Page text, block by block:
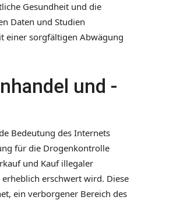
Gesundheit und die
Daten und Studien
einer sorgfältigen Abwägung
und -
Bedeutung des Internets
für die Drogenkontrolle
und Kauf illegaler
erschwert wird. Diese
ein verborgener Bereich des